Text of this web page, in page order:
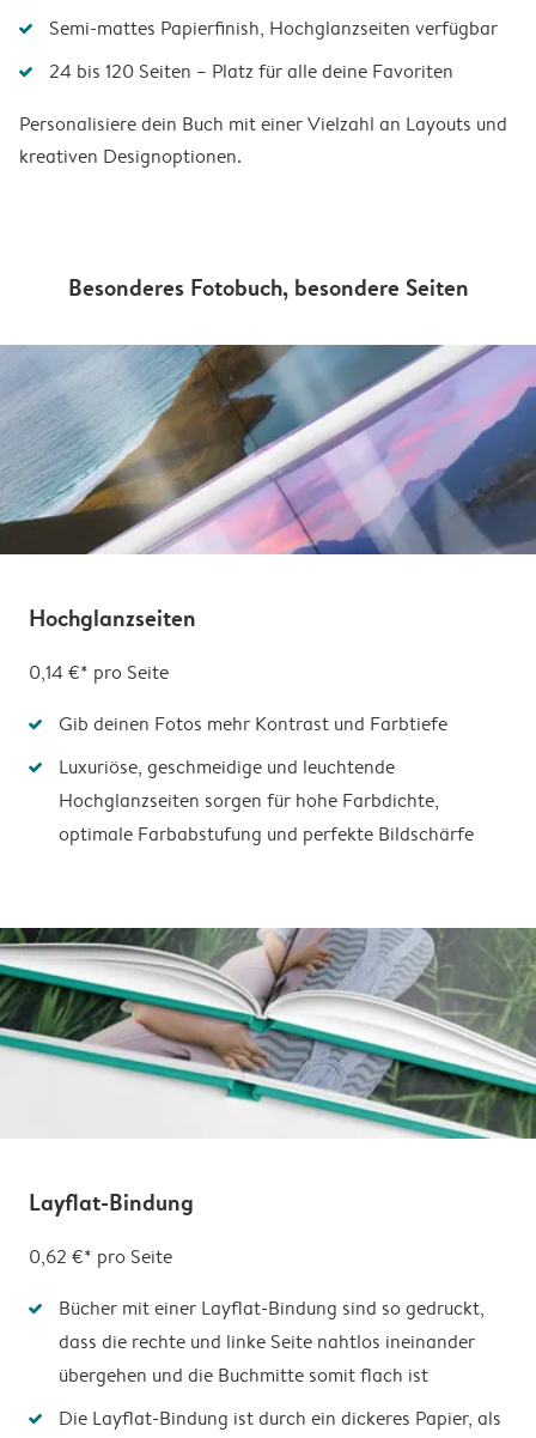
Semi-mattes Papierfinish, Hochglanzseiten verfügbar
24 bis 120 Seiten – Platz für alle deine Favoriten
Personalisiere dein Buch mit einer Vielzahl an Layouts und
kreativen Designoptionen.
Besonderes Fotobuch, besondere Seiten
Hochglanzseiten
0,14 €* pro Seite
Gib deinen Fotos mehr Kontrast und Farbtiefe
Luxuriöse, geschmeidige und leuchtende
Hochglanzseiten sorgen für hohe Farbdichte,
optimale Farbabstufung und perfekte Bildschärfe
Layflat-Bindung
0,62 €* pro Seite
Bücher mit einer Layflat-Bindung sind so gedruckt,
dass die rechte und linke Seite nahtlos ineinander
übergehen und die Buchmitte somit flach ist
Die Layflat-Bindung ist durch ein dickeres Papier, als